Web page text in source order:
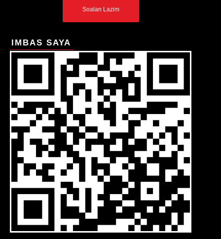
Soalan Lazim
IMBAS SAYA